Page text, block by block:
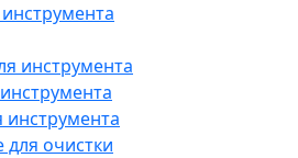
инструмента
очистки